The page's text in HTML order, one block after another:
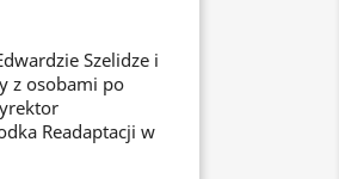
Szelidze i
z osobami po
Readaptacji w